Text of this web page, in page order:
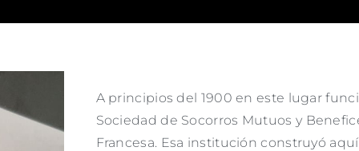
A principios del 1900 en este lugar
Sociedad de Socorros Mutuos y
Francesa. Esa institución construyó aquí